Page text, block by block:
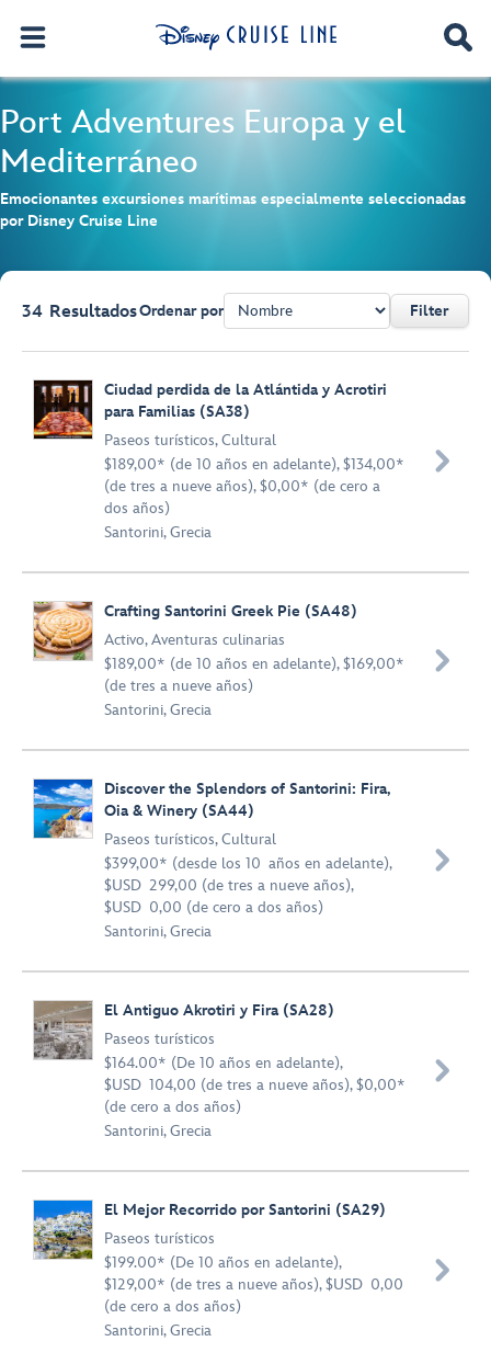
Port Adventures Europa y el
Mediterráneo
Emocionantes excursiones marítimas especialmente seleccionadas
por Disney Cruise Line
34 ResultadosOrdenar por Filter
Ciudad perdida de la Atlántida y Acrotiri
para Familias (SA38)
Paseos turísticos,Cultural
$189,00* (de 10 años en adelante), $134,00*
(de tres a nueve años), $0,00* (de cero a
dos años)
Santorini, Grecia

Crafting Santorini Greek Pie (SA48)
Activo,Aventuras culinarias
$189,00* (de 10 años en adelante), $169,00*
(de tres a nueve años)
Santorini, Grecia

Discover the Splendors of Santorini: Fira,
Oia & Winery (SA44)
Paseos turísticos,Cultural
$399,00* (desde los 10 años en adelante),
$USD 299,00 (de tres a nueve años),
$USD 0,00 (de cero a dos años)
Santorini, Grecia

El Antiguo Akrotiri y Fira (SA28)
Paseos turísticos
$164.00* (De 10 años en adelante),
$USD 104,00 (de tres a nueve años), $0,00*
(de cero a dos años)
Santorini, Grecia

El Mejor Recorrido por Santorini (SA29)
Paseos turísticos
$199.00* (De 10 años en adelante),
$129,00* (de tres a nueve años), $USD 0,00
(de cero a dos años)
Santorini, Grecia
